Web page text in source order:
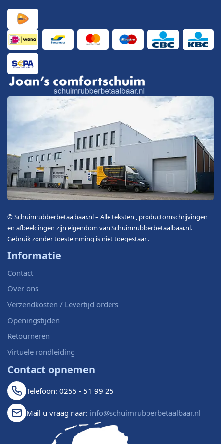
© Schuimrubberbetaalbaar.nl – Alle teksten , productomschrijvingen
en afbeeldingen zijn eigendom van Schuimrubberbetaalbaar.nl.
Gebruik zonder toestemming is niet toegestaan.
Informatie
Contact
Over ons
Verzendkosten / Levertijd orders
Openingstijden
Retourneren
Virtuele rondleiding
Contact opnemen
Telefoon: 0255 - 51 99 25
Mail u vraag naar: info@schuimrubberbetaalbaar.nl